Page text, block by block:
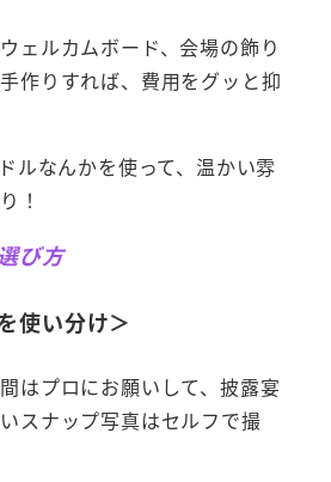
ェルカムボード、会場の飾り
作りすれば、費用をグッと抑
ルなんかを使って、温かい雰
！
び方
使い分け＞
はプロにお願いして、披露宴
スナップ写真はセルフで撮